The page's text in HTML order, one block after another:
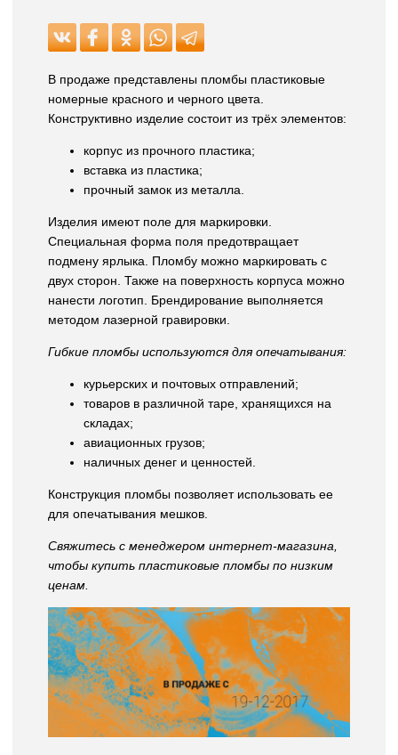
В продаже представлены пломбы пластиковые
номерные красного и черного цвета.
Конструктивно изделие состоит из трёх элементов:
корпус из прочного пластика;
вставка из пластика;
прочный замок из металла.
Изделия имеют поле для маркировки.
Специальная форма поля предотвращает
подмену ярлыка. Пломбу можно маркировать с
двух сторон. Также на поверхность корпуса можно
нанести логотип. Брендирование выполняется
методом лазерной гравировки.
Гибкие пломбы используются для опечатывания:
курьерских и почтовых отправлений;
товаров в различной таре, хранящихся на
складах;
авиационных грузов;
наличных денег и ценностей.
Конструкция пломбы позволяет использовать ее
для опечатывания мешков.
Свяжитесь с менеджером интернет-магазина,
чтобы купить пластиковые пломбы по низким
ценам.